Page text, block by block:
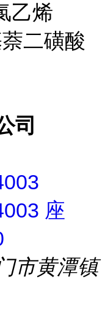
乙烯
二磺酸
司
座
市黄潭镇